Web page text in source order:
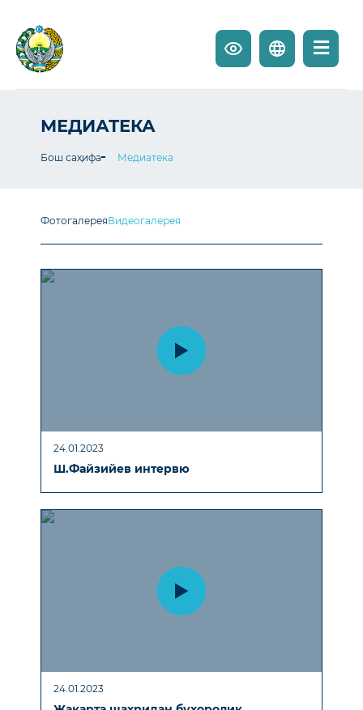
МЕДИАТЕКА
Бош саҳифа Медиатека
ФотогалереяВидеогалерея
24.01.2023
Ш.Файзийев интервю
24.01.2023